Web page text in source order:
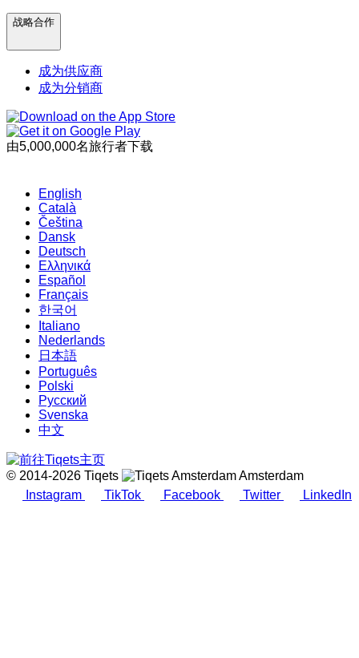
战略合作
成为供应商
成为分销商
由5,000,000名旅行者下载
English
Català
Čeština
Dansk
Deutsch
Ελληνικά
Español
Français
한국어
Italiano
Nederlands
日本語
Português
Polski
Русский
Svenska
中文
© 2014-2026 Tiqets
Amsterdam
Instagram
TikTok Facebook Twitter LinkedIn